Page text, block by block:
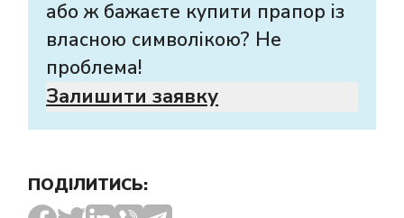
або ж бажаєте купити прапор із
власною символікою? Не
проблема!
Залишити заявку
ПОДІЛИТИСЬ: